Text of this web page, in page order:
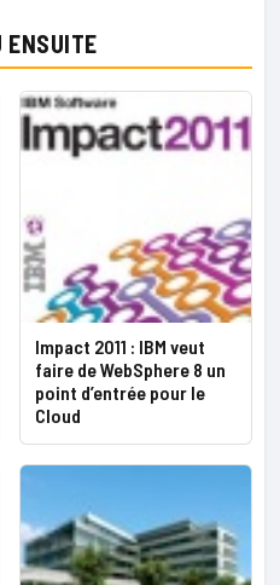
ENSUITE
Impact 2011 : IBM veut
faire de WebSphere 8 un
point d’entrée pour le
Cloud